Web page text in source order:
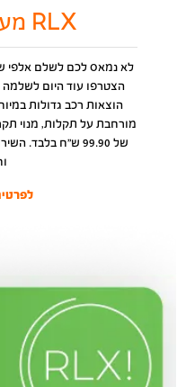
RLX מעטפת שירות
לא נמאס לכם לשלם אלפי
מורחבת על תקלות, מנוי
של 99.90 ש״ח